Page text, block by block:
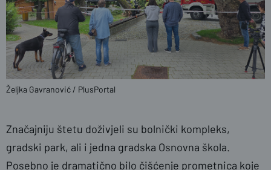
Željka Gavranović / PlusPortal
Značajniju štetu doživjeli su bolnički kompleks,
gradski park, ali i jedna gradska Osnovna škola.
Posebno je dramatično bilo čišćenje prometnica koje